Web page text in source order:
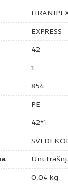
EXPRESS
42
1
854
PE
42*1
SVI
0,04 kg